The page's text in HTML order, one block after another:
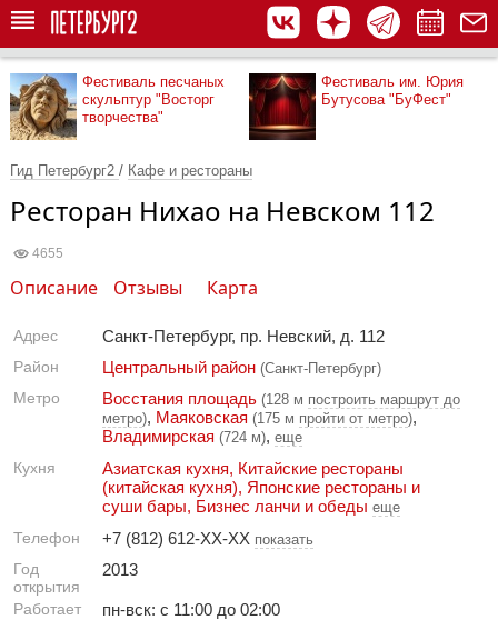
Фестиваль песчаных
скульптур "Восторг
творчества"
Фестиваль им. Юрия
Бутусова "БуФест"
Гид Петербург2 / Кафе и рестораны
Ресторан Нихао на Невском 112
4655
Описание Отзывы Карта
Адрес Санкт-Петербург, пр. Невский, д. 112
Район Центральный район (Санкт-Петербург)
Метро Восстания площадь (128 м построить маршрут до
метро), Маяковская (175 м пройти от метро),
Владимирская (724 м), еще
Кухня Азиатская кухня, Китайские рестораны
(китайская кухня), Японские рестораны и
суши бары, Бизнес ланчи и обеды еще
Телефон +7 (812) 612-XX-XX показать
Год
открытия
2013
Работает пн-вск: с 11:00 до 02:00